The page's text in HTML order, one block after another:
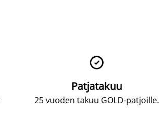

Patjatakuu
25 vuoden takuu GOLD-patjoille.